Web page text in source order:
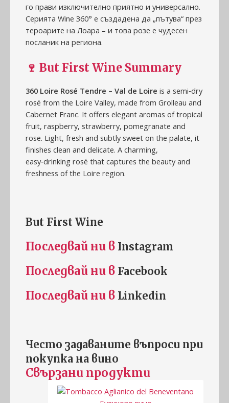
го прави изключително приятно и универсално.
Серията Wine 360° е създадена да „пътува“ през
тероарите на Лоара – и това розе е чудесен
посланик на региона.
🍷 But First Wine Summary
360 Loire Rosé Tendre – Val de Loire is a semi‑dry
rosé from the Loire Valley, made from Grolleau and
Cabernet Franc. It offers elegant aromas of tropical
fruit, raspberry, strawberry, pomegranate and
rose. Light, fresh and subtly sweet on the palate, it
finishes clean and delicate. A charming,
easy‑drinking rosé that captures the beauty and
freshness of the Loire region.
But First Wine
Последвай ни в Instagram
Последвай ни в Facebook
Последвай ни в Linkedin
Често задаваните въпроси при
покупка на винo
Свързани продукти